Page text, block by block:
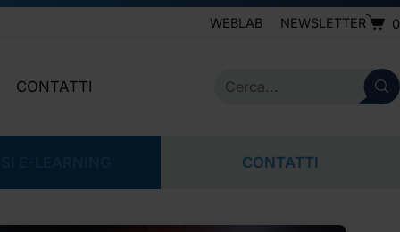
WEBLAB NEWSLETTER 0
CONTATTI
SERVIZIO CLIENTI
CONTATTI